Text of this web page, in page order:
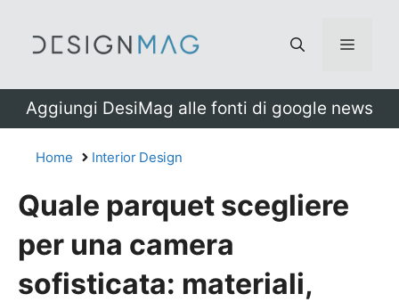
Menu
Aggiungi DesiMag alle fonti di google news
Home Interior Design
Quale parquet scegliere
per una camera
sofisticata: materiali,